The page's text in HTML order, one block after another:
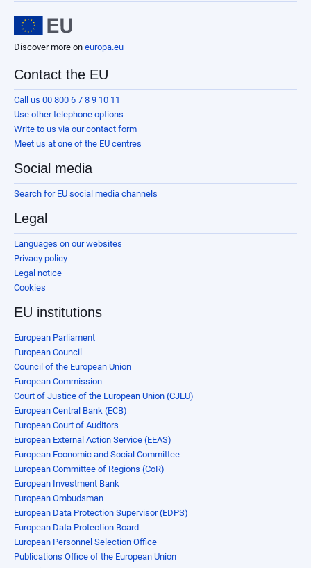
Discover more on europa.eu
Contact the EU
Call us 00 800 6 7 8 9 10 11
Use other telephone options
Write to us via our contact form
Meet us at one of the EU centres
Social media
Search for EU social media channels
Legal
Languages on our websites
Privacy policy
Legal notice
Cookies
EU institutions
European Parliament
European Council
Council of the European Union
European Commission
Court of Justice of the European Union (CJEU)
European Central Bank (ECB)
European Court of Auditors
European External Action Service (EEAS)
European Economic and Social Committee
European Committee of Regions (CoR)
European Investment Bank
European Ombudsman
European Data Protection Supervisor (EDPS)
European Data Protection Board
European Personnel Selection Office
Publications Office of the European Union